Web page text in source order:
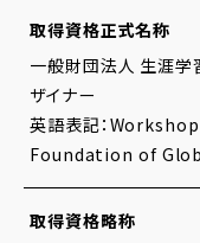
取得資格正式名称
一般財団法人 生涯
ザイナー
英語表記：
Foundation of
取得資格略称